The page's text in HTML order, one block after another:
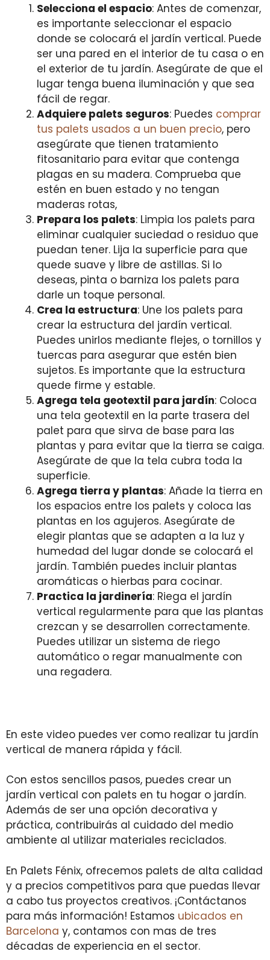
Selecciona el espacio: Antes de comenzar,
es importante seleccionar el espacio
donde se colocará el jardín vertical. Puede
ser una pared en el interior de tu casa o en
el exterior de tu jardín. Asegúrate de que el
lugar tenga buena iluminación y que sea
fácil de regar.
Adquiere palets seguros: Puedes comprar
tus palets usados a un buen precio, pero
asegúrate que tienen tratamiento
fitosanitario para evitar que contenga
plagas en su madera. Comprueba que
estén en buen estado y no tengan
maderas rotas,
Prepara los palets: Limpia los palets para
eliminar cualquier suciedad o residuo que
puedan tener. Lija la superficie para que
quede suave y libre de astillas. Si lo
deseas, pinta o barniza los palets para
darle un toque personal.
Crea la estructura: Une los palets para
crear la estructura del jardín vertical.
Puedes unirlos mediante flejes, o tornillos y
tuercas para asegurar que estén bien
sujetos. Es importante que la estructura
quede firme y estable.
Agrega tela geotextil para jardín: Coloca
una tela geotextil en la parte trasera del
palet para que sirva de base para las
plantas y para evitar que la tierra se caiga.
Asegúrate de que la tela cubra toda la
superficie.
Agrega tierra y plantas: Añade la tierra en
los espacios entre los palets y coloca las
plantas en los agujeros. Asegúrate de
elegir plantas que se adapten a la luz y
humedad del lugar donde se colocará el
jardín. También puedes incluir plantas
aromáticas o hierbas para cocinar.
Practica la jardinería: Riega el jardín
vertical regularmente para que las plantas
crezcan y se desarrollen correctamente.
Puedes utilizar un sistema de riego
automático o regar manualmente con
una regadera.
En este video puedes ver como realizar tu jardín
vertical de manera rápida y fácil.
Con estos sencillos pasos, puedes crear un
jardín vertical con palets en tu hogar o jardín.
Además de ser una opción decorativa y
práctica, contribuirás al cuidado del medio
ambiente al utilizar materiales reciclados.
En Palets Fénix, ofrecemos palets de alta calidad
y a precios competitivos para que puedas llevar
a cabo tus proyectos creativos. ¡Contáctanos
para más información! Estamos ubicados en
Barcelona y, contamos con mas de tres
décadas de experiencia en el sector.